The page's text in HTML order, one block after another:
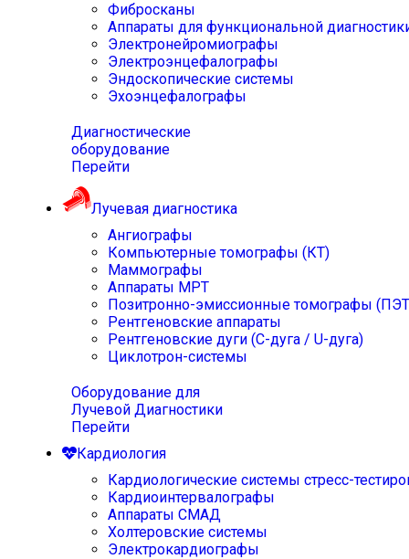
Фибросканы
Аппараты для функциональной
Электронейромиографы
Электроэнцефалографы
Эндоскопические системы
Эхоэнцефалографы
Диагностические
оборудование
Перейти
Лучевая диагностика
Ангиографы
Компьютерные томографы (КТ)
Маммографы
Аппараты МРТ
Позитронно-эмиссионные томографы
Рентгеновские аппараты
Рентгеновские дуги (С-дуга / U-дуга)
Циклотрон-системы
Оборудование для
Лучевой Диагностики
Перейти
Кардиология
Кардиологические системы стресс-
Кардиоинтервалографы
Аппараты СМАД
Холтеровские системы
Электрокардиографы